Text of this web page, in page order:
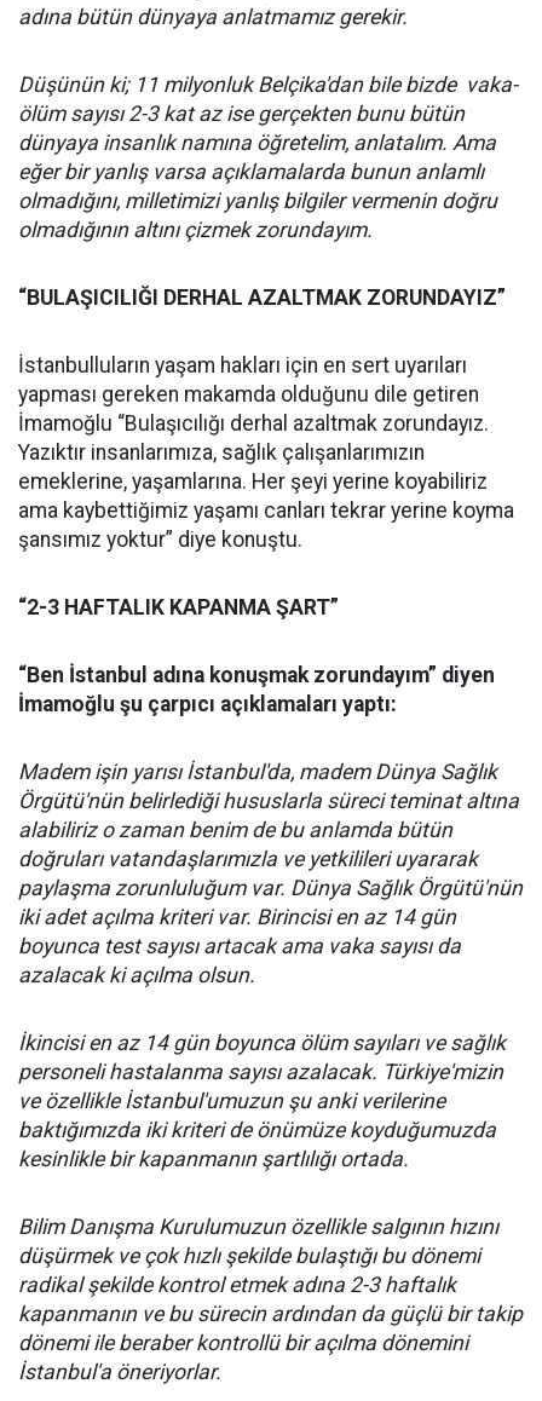
adına bütün dünyaya anlatmamız gerekir.
Düşünün ki; 11 milyonluk Belçika'dan bile bizde vaka-
ölüm sayısı 2-3 kat az ise gerçekten bunu bütün
dünyaya insanlık namına öğretelim, anlatalım. Ama
eğer bir yanlış varsa açıklamalarda bunun anlamlı
olmadığını, milletimizi yanlış bilgiler vermenin doğru
olmadığının altını çizmek zorundayım.
“BULAŞICILIĞI DERHAL AZALTMAK ZORUNDAYIZ”
İstanbulluların yaşam hakları için en sert uyarıları
yapması gereken makamda olduğunu dile getiren
İmamoğlu “Bulaşıcılığı derhal azaltmak zorundayız.
Yazıktır insanlarımıza, sağlık çalışanlarımızın
emeklerine, yaşamlarına. Her şeyi yerine koyabiliriz
ama kaybettiğimiz yaşamı canları tekrar yerine koyma
şansımız yoktur” diye konuştu.
“2-3 HAFTALIK KAPANMA ŞART”
“Ben İstanbul adına konuşmak zorundayım” diyen
İmamoğlu şu çarpıcı açıklamaları yaptı:
Madem işin yarısı İstanbul'da, madem Dünya Sağlık
Örgütü'nün belirlediği hususlarla süreci teminat altına
alabiliriz o zaman benim de bu anlamda bütün
doğruları vatandaşlarımızla ve yetkilileri uyararak
paylaşma zorunluluğum var. Dünya Sağlık Örgütü'nün
iki adet açılma kriteri var. Birincisi en az 14 gün
boyunca test sayısı artacak ama vaka sayısı da
azalacak ki açılma olsun.
İkincisi en az 14 gün boyunca ölüm sayıları ve sağlık
personeli hastalanma sayısı azalacak. Türkiye'mizin
ve özellikle İstanbul'umuzun şu anki verilerine
baktığımızda iki kriteri de önümüze koyduğumuzda
kesinlikle bir kapanmanın şartlılığı ortada.
Bilim Danışma Kurulumuzun özellikle salgının hızını
düşürmek ve çok hızlı şekilde bulaştığı bu dönemi
radikal şekilde kontrol etmek adına 2-3 haftalık
kapanmanın ve bu sürecin ardından da güçlü bir takip
dönemi ile beraber kontrollü bir açılma dönemini
İstanbul'a öneriyorlar.